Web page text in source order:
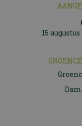
15 augustus